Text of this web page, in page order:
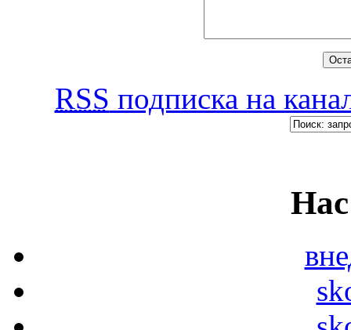
RSS подписка на